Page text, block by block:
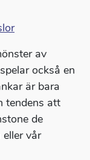
av
också en
är bara
tendens att
de
vår